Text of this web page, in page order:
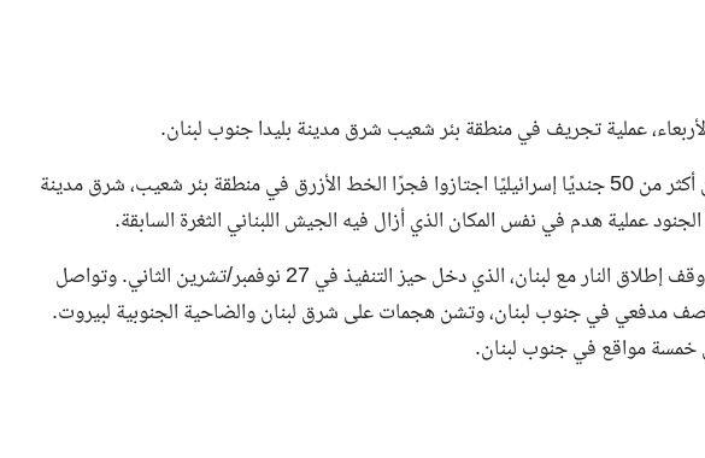
عملية تجريف في منطقة بئر شعيب شرق مدينة بليدا جنوب لبنان.
أفادت وكالة الأنباء اللبنانية الرسمية أن أكثر من 50 جنديًا إسرائيليًا اجتازوا فجرًا الخط الأزرق في منطقة بئر شعيب، شرق مدينة
الجنود عملية هدم في نفس المكان الذي أزال فيه الجيش اللبناني الثغرة السابقة.
يُذكر أن إسرائيل لم تلتزم ببنود اتفاق وقف إطلاق النار مع لبنان، الذي دخل حيز التنفيذ في 27 نوفمبر/تشرين الثاني. وتواصل
مدفعي في جنوب لبنان، وتشن هجمات على شرق لبنان والضاحية الجنوبية لبيروت.
خمسة مواقع في جنوب لبنان.